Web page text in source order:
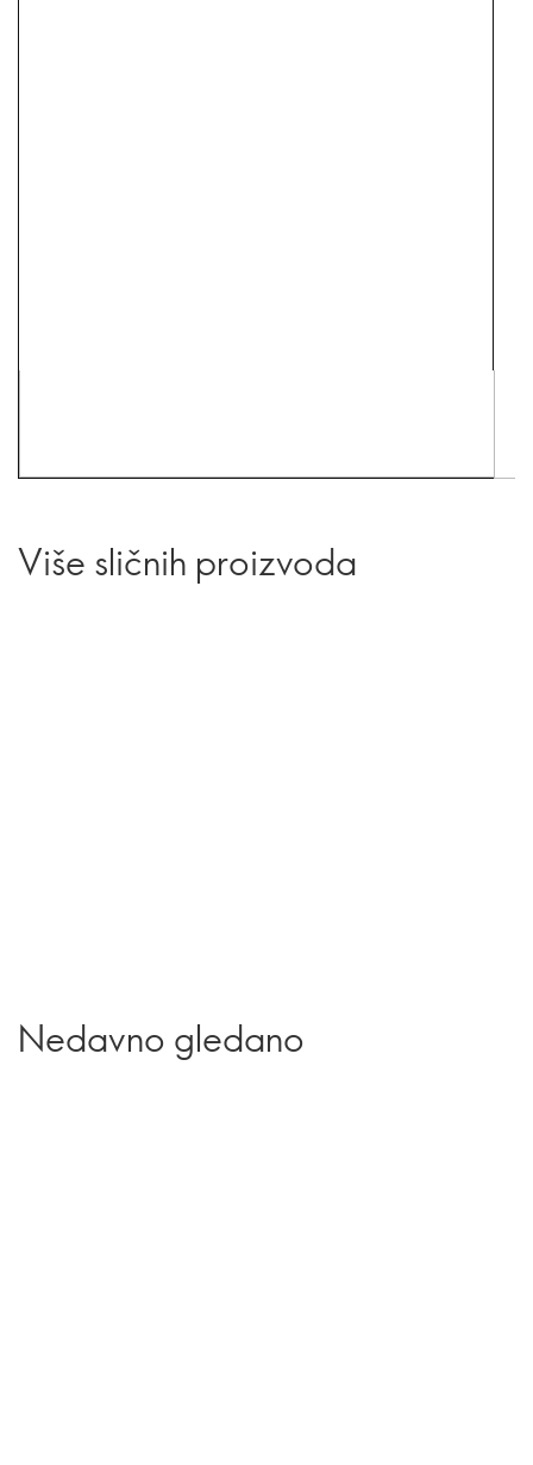
Više sličnih proizvoda
Nedavno gledano